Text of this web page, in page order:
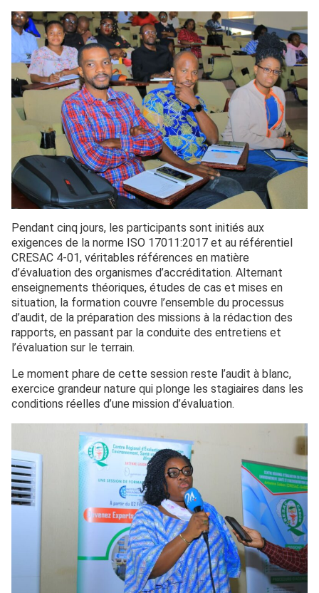
Pendant cinq jours, les participants sont initiés aux
exigences de la norme ISO 17011:2017 et au référentiel
CRESAC 4-01, véritables références en matière
d’évaluation des organismes d’accréditation. Alternant
enseignements théoriques, études de cas et mises en
situation, la formation couvre l’ensemble du processus
d’audit, de la préparation des missions à la rédaction des
rapports, en passant par la conduite des entretiens et
l’évaluation sur le terrain.
Le moment phare de cette session reste l’audit à blanc,
exercice grandeur nature qui plonge les stagiaires dans les
conditions réelles d’une mission d’évaluation.